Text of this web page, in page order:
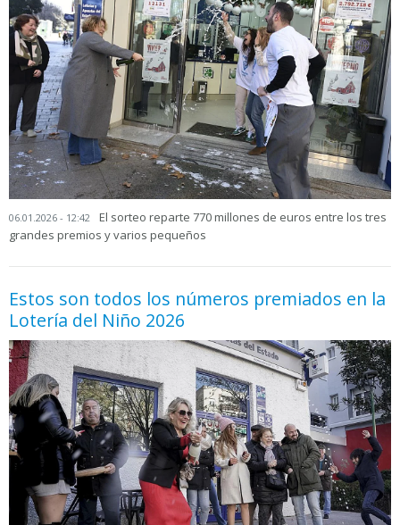
06.01.2026 - 12:42
El sorteo reparte 770 millones de euros entre los tres
grandes premios y varios pequeños
Estos son todos los números premiados en la
Lotería del Niño 2026